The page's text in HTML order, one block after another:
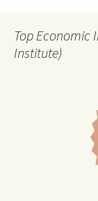
Top Economic
Institute)